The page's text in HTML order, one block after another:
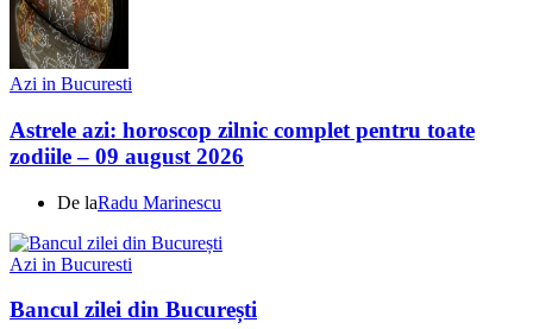
Azi in Bucuresti
Astrele azi: horoscop zilnic complet pentru toate
zodiile – 09 august 2026
De laRadu Marinescu
Azi in Bucuresti
Bancul zilei din București